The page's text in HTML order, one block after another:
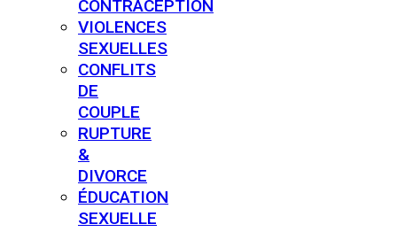
CONTRACEPTION
VIOLENCES
SEXUELLES
CONFLITS
DE
COUPLE
RUPTURE
&
DIVORCE
ÉDUCATION
SEXUELLE